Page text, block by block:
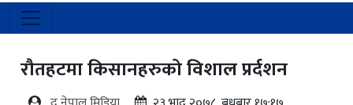
रौतहटमा किसानहरुको विशाल प्रर्दशन